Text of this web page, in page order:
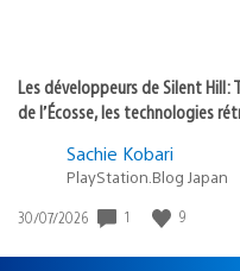
Les développeurs de Silent Hill:
de l’Écosse, les technologies
Sachie Kobari
PlayStation.Blog Japan
Date
publication
30/07/2026 1 9